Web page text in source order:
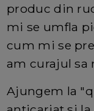
produc din
mi se umfla
cum mi se
am curajul sa
Ajungem la